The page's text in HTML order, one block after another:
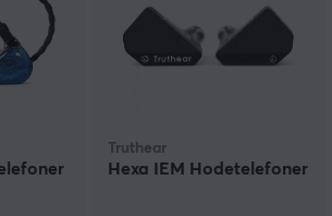
Truthear
Hexa IEM Hodetelefoner